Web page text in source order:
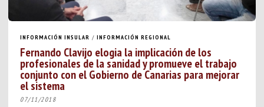
INFORMACIÓN INSULAR / INFORMACIÓN REGIONAL
Fernando Clavijo elogia la implicación de los
profesionales de la sanidad y promueve el trabajo
conjunto con el Gobierno de Canarias para mejorar
el sistema
07/11/2018